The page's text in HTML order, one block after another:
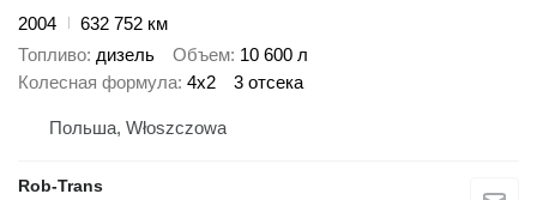
2004
632 752 км
Топливо дизель Объем 10 600 л
Колесная формула 4x2 3 отсека
Польша, Włoszczowa
Rob-Trans